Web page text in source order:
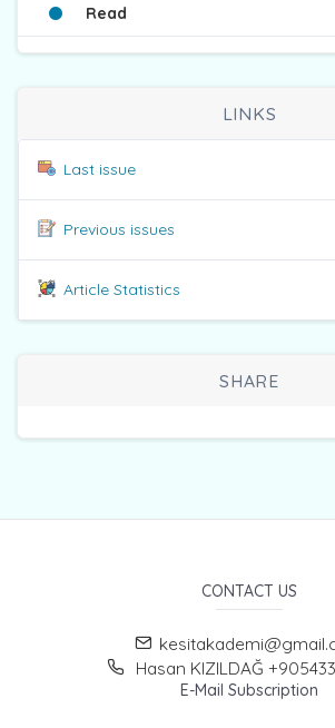
Read
LINKS
Last issue
Previous issues
Article Statistics
SHARE
CONTACT US
Hasan KIZILDAĞ
E-Mail Subscription